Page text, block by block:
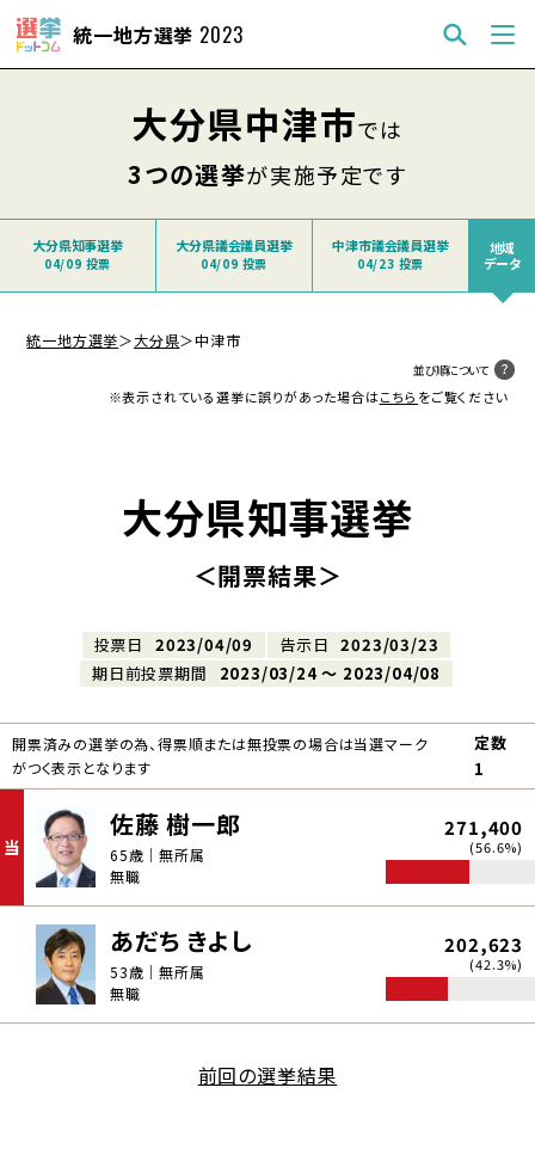
統一地方選挙 2023
大分県中津市では
3つの選挙が実施予定です
大分県知事選挙
04/09 投票
大分県議会議員選挙
04/09 投票
中津市議会議員選挙
04/23 投票
地域
データ
統一地方選挙＞大分県＞中津市
並び順について
※表示されている選挙に誤りがあった場合はこちら をご覧ください
大分県知事選挙
＜開票結果＞
投票日 2023/04/09 告示日
2023/03/23
期日前投票期間
2023/03/24 〜 2023/04/08
開票済みの選挙の為、得票順または無投票の場合は当選マーク
がつく表示となります
定数
1
当
佐藤 樹一郎
65歳｜無所属
無職
271,400
(56.6%)
あだち きよし
53歳｜無所属
無職
202,623
(42.3%)
前回の選挙結果